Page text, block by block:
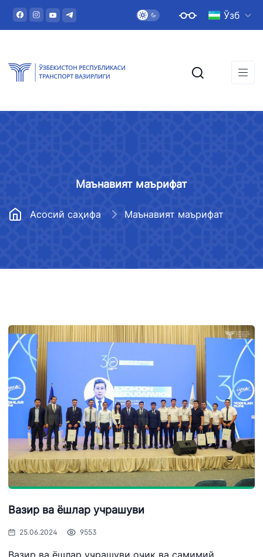
Ўзб
Маънавият маърифат
Асосий саҳифа Маънавият маърифат
Вазир ва ёшлар учрашуви
25.06.2024 9553
Вазир ва ёшлар учрашуви очиқ ва самимий